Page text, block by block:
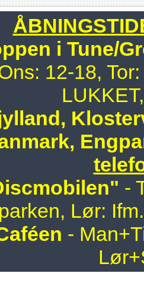
i Tune/
12-18,
-
Lør:
-